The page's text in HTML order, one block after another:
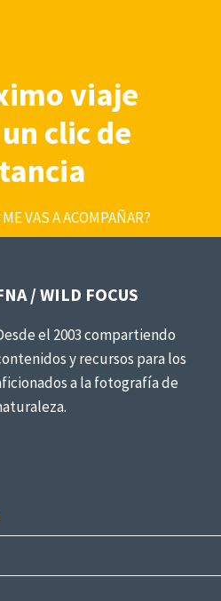
viaje
clic de
VAS A ACOMPAÑAR?
/ WILD FOCUS
el 2003 compartiendo
y recursos para los
a la fotografía de